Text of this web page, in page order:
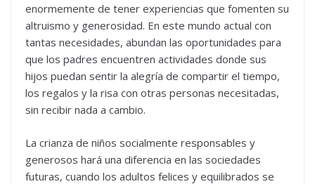
enormemente de tener experiencias que fomenten su
altruismo y generosidad. En este mundo actual con
tantas necesidades, abundan las oportunidades para
que los padres encuentren actividades donde sus
hijos puedan sentir la alegría de compartir el tiempo,
los regalos y la risa con otras personas necesitadas,
sin recibir nada a cambio.
La crianza de niños socialmente responsables y
generosos hará una diferencia en las sociedades
futuras, cuando los adultos felices y equilibrados se